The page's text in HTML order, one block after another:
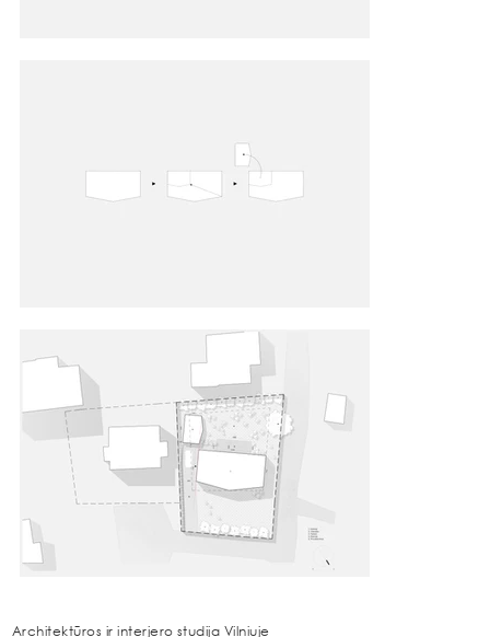
Architektūros ir interjero studija Vilniuje